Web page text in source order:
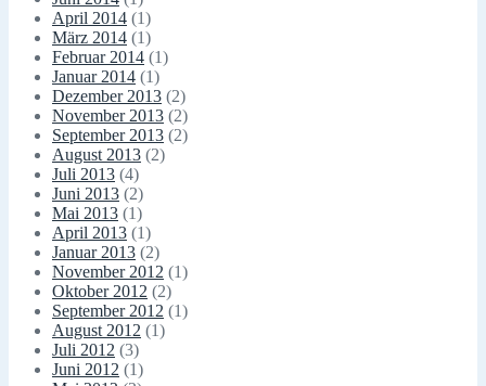
April 2014 (1)
März 2014 (1)
Februar 2014 (1)
Januar 2014 (1)
Dezember 2013 (2)
November 2013 (2)
September 2013 (2)
August 2013 (2)
Juli 2013 (4)
Juni 2013 (2)
Mai 2013 (1)
April 2013 (1)
Januar 2013 (2)
November 2012 (1)
Oktober 2012 (2)
September 2012 (1)
August 2012 (1)
Juli 2012 (3)
Juni 2012 (1)